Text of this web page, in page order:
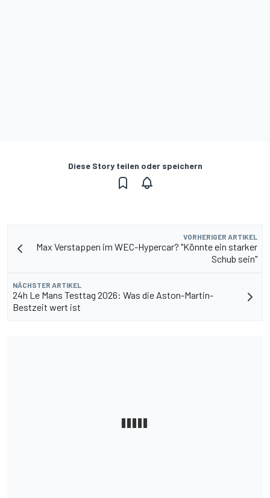
Diese Story teilen oder speichern
VORHERIGER ARTIKEL
Max Verstappen im WEC-Hypercar? "Könnte ein starker
Schub sein"
NÄCHSTER ARTIKEL
24h Le Mans Testtag 2026: Was die Aston-Martin-
Bestzeit wert ist